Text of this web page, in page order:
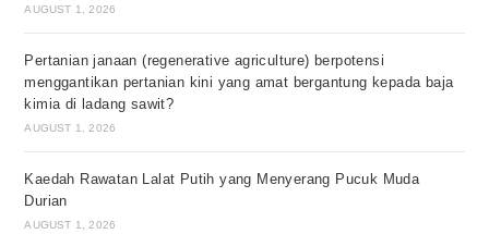
AUGUST 1, 2026
Pertanian janaan (regenerative agriculture) berpotensi
menggantikan pertanian kini yang amat bergantung kepada baja
kimia di ladang sawit?
AUGUST 1, 2026
Kaedah Rawatan Lalat Putih yang Menyerang Pucuk Muda
Durian
AUGUST 1, 2026